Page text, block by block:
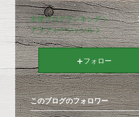
全体ブログランキング
アラフォージャンル
フォロー
このブログのフォロワー